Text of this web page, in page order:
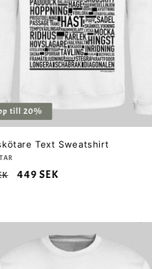
till 20%
Text Sweatshirt
Försäljningspris
449 SEK